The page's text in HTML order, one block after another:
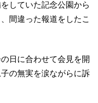
していた記念公園から
間違った報道をしたこ
日に合わせて会見を開
の無実を涙ながらに訴